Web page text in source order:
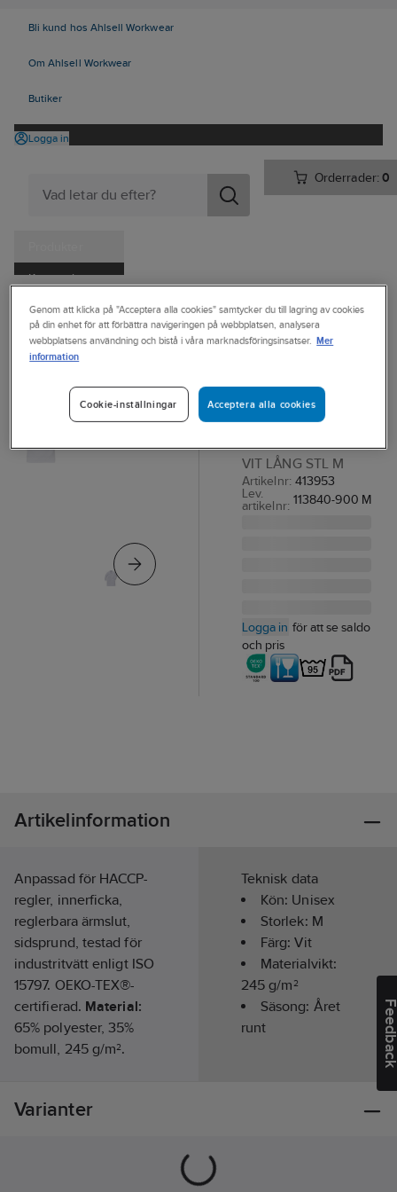
Bli kund hos Ahlsell Workwear
Om Ahlsell Workwear
Butiker
Logga in
Orderrader:0
Kampanjer
Tjänster
Kataloger
Ahlsell Produkter Personligt skydd Kläder Jackor Rockar
FRISTADS
Fristads 3004
P154
VIT LÅNG STL M
Artikelnr: 413953
Lev.
artikelnr: 113840-900 M
Logga in för att se saldo
och pris
Artikelinformation
Anpassad för HACCP-
regler, innerficka,
reglerbara ärmslut,
sidsprund, testad för
industritvätt enligt ISO
15797. OEKO-TEX®-
certifierad. Material:
65% polyester, 35%
bomull, 245 g/m².
TEX®-certifierad.
Teknisk data
Kön: Unisex
Storlek: M
Färg:Vit
Materialvikt:
245 g/m²
Säsong: Året
runt
Varianter
Genom att klicka på "Acceptera alla cookies" samtycker du till lagring av cookies
på din enhet för att förbättra navigeringen på webbplatsen, analysera
webbplatsens användning och bistå i våra marknadsföringsinsatser. Mer
information
Acceptera alla cookies
Cookie-inställningar